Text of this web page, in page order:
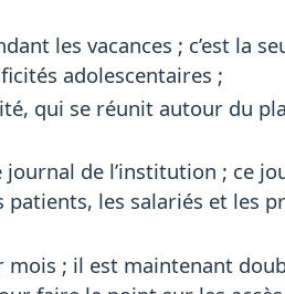
les vacances ; c’est la
adolescentaires ;
qui se réunit autour du
de l’institution ; ce
patients, les salariés et les
mois ; il est maintenant